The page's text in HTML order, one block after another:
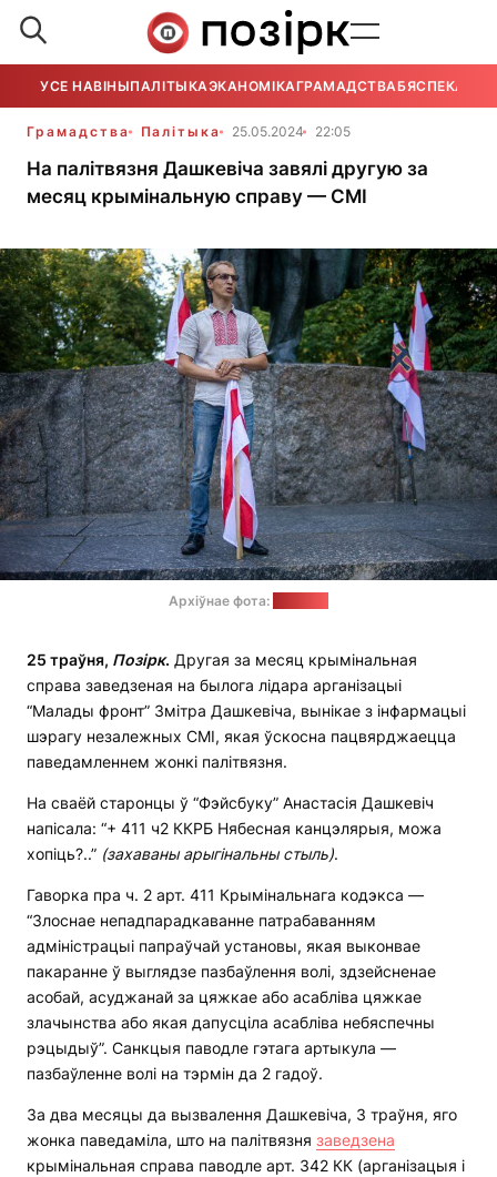
УСЕ НАВІНЫПАЛІТЫКАЭКАНОМІКАГРАМАДСТВАБЯСПЕКА
Грамадства Палітыка 25.05.2024 22:05
На палітвязня Дашкевіча завялі другую за
месяц крымінальную справу — СМІ
Архіўнае фота:
25 траўня, Позірк. Другая за месяц крымінальная
справа заведзеная на былога лідара арганізацыі
“Малады фронт” Змітра Дашкевіча, вынікае з інфармацыі
шэрагу незалежных СМІ, якая ўскосна пацвярджаецца
паведамленнем жонкі палітвязня.
На сваёй старонцы ў “Фэйсбуку” Анастасія Дашкевіч
напісала: “+ 411 ч2 ККРБ Нябесная канцэлярыя, можа
хопіць?..” (захаваны арыгінальны стыль).
Гаворка пра ч. 2 арт. 411 Крымінальнага кодэкса —
“Злоснае непадпарадкаванне патрабаванням
адміністрацыі папраўчай установы, якая выконвае
пакаранне ў выглядзе пазбаўлення волі, здзейсненае
асобай, асуджанай за цяжкае або асабліва цяжкае
злачынства або якая дапусціла асабліва небяспечны
рэцыдыў”. Санкцыя паводле гэтага артыкула —
пазбаўленне волі на тэрмін да 2 гадоў.
За два месяцы да вызвалення Дашкевіча, 3 траўня, яго
жонка паведаміла, што на палітвязня заведзена
крымінальная справа паводле арт. 342 КК (арганізацыя і